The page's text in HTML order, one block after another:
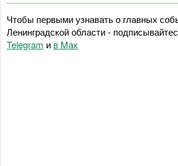
Чтобы первыми узнавать о главных
Ленинградской области -
Telegram и в Maх